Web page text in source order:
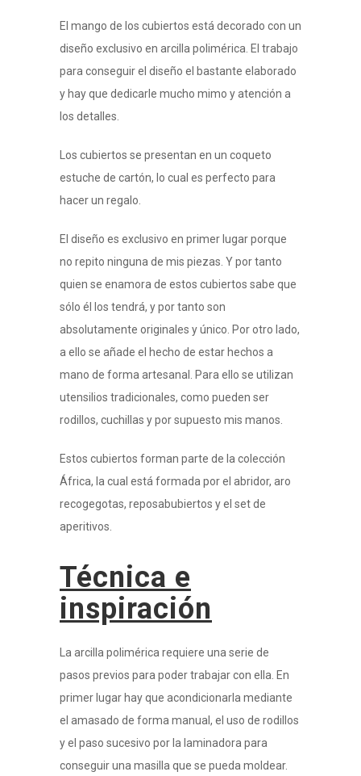
El mango de los cubiertos está decorado con un
diseño exclusivo en arcilla polimérica. El trabajo
para conseguir el diseño el bastante elaborado
y hay que dedicarle mucho mimo y atención a
los detalles.
Los cubiertos se presentan en un coqueto
estuche de cartón, lo cual es perfecto para
hacer un regalo.
El diseño es exclusivo en primer lugar porque
no repito ninguna de mis piezas. Y por tanto
quien se enamora de estos cubiertos sabe que
sólo él los tendrá, y por tanto son
absolutamente originales y único. Por otro lado,
a ello se añade el hecho de estar hechos a
mano de forma artesanal. Para ello se utilizan
utensilios tradicionales, como pueden ser
rodillos, cuchillas y por supuesto mis manos.
Estos cubiertos forman parte de la colección
África, la cual está formada por el abridor, aro
recogegotas, reposabubiertos y el set de
aperitivos.
Técnica e
inspiración
La arcilla polimérica requiere una serie de
pasos previos para poder trabajar con ella. En
primer lugar hay que acondicionarla mediante
el amasado de forma manual, el uso de rodillos
y el paso sucesivo por la laminadora para
conseguir una masilla que se pueda moldear.